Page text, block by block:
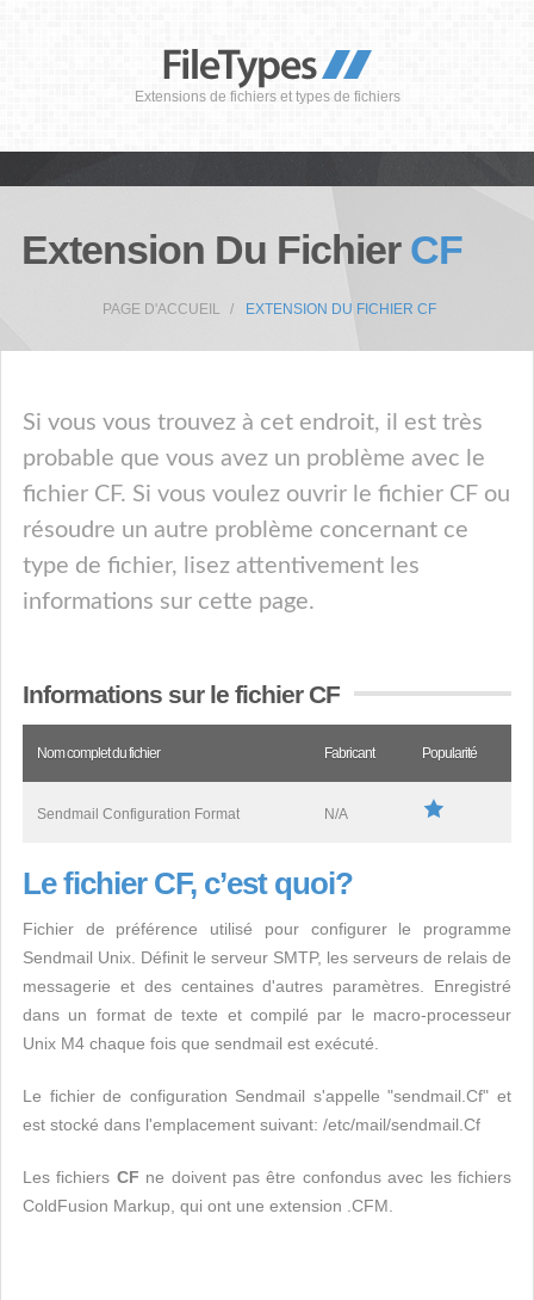
Extensions de fichiers et types de fichiers
Extension Du Fichier CF
PAGE D'ACCUEIL EXTENSION DU FICHIER CF
Si vous vous trouvez à cet endroit, il est très
probable que vous avez un problème avec le
fichier CF. Si vous voulez ouvrir le fichier CF ou
résoudre un autre problème concernant ce
type de fichier, lisez attentivement les
informations sur cette page.
Informations sur le fichier CF
Nom complet du fichier Fabricant Popularité
Sendmail Configuration Format N/A
Le fichier CF, c’est quoi?
Fichier de préférence utilisé pour configurer le programme
Sendmail Unix. Définit le serveur SMTP, les serveurs de relais de
messagerie et des centaines d'autres paramètres. Enregistré
dans un format de texte et compilé par le macro-processeur
Unix M4 chaque fois que sendmail est exécuté.
Le fichier de configuration Sendmail s'appelle "sendmail.Cf" et
est stocké dans l'emplacement suivant: /etc/mail/sendmail.Cf
Les fichiers CF ne doivent pas être confondus avec les fichiers
ColdFusion Markup, qui ont une extension .CFM.